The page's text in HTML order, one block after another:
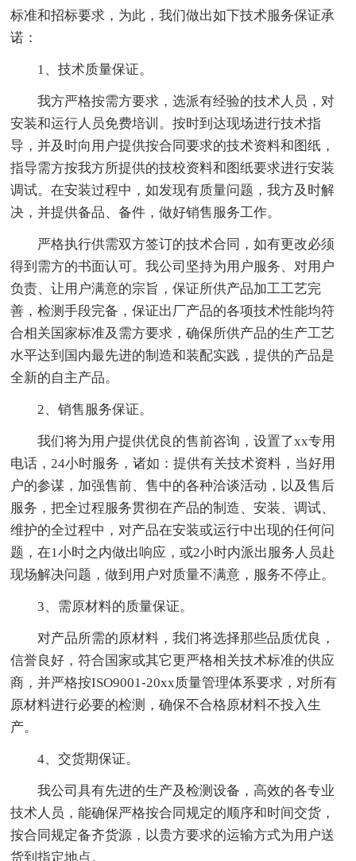
标准和招标要求，为此，我们做出如下技术服务保证承
诺：
1、技术质量保证。
我方严格按需方要求，选派有经验的技术人员，对
安装和运行人员免费培训。按时到达现场进行技术指
导，并及时向用户提供按合同要求的技术资料和图纸，
指导需方按我方所提供的技校资料和图纸要求进行安装
调试。在安装过程中，如发现有质量问题，我方及时解
决，并提供备品、备件，做好销售服务工作。
严格执行供需双方签订的技术合同，如有更改必须
得到需方的书面认可。我公司坚持为用户服务、对用户
负责、让用户满意的宗旨，保证所供产品加工工艺完
善，检测手段完备，保证出厂产品的各项技术性能均符
合相关国家标准及需方要求，确保所供产品的生产工艺
水平达到国内最先进的制造和装配实践，提供的产品是
全新的自主产品。
2、销售服务保证。
我们将为用户提供优良的售前咨询，设置了xx专用
电话，24小时服务，诸如：提供有关技术资料，当好用
户的参谋，加强售前、售中的各种洽谈活动，以及售后
服务，把全过程服务贯彻在产品的制造、安装、调试、
维护的全过程中，对产品在安装或运行中出现的任何问
题，在1小时之内做出响应，或2小时内派出服务人员赴
现场解决问题，做到用户对质量不满意，服务不停止。
3、需原材料的质量保证。
对产品所需的原材料，我们将选择那些品质优良，
信誉良好，符合国家或其它更严格相关技术标准的供应
商，并严格按ISO9001-20xx质量管理体系要求，对所有
原材料进行必要的检测，确保不合格原材料不投入生
产。
4、交货期保证。
我公司具有先进的生产及检测设备，高效的各专业
技术人员，能确保严格按合同规定的顺序和时间交货，
按合同规定备齐货源，以贵方要求的运输方式为用户送
货到指定地点。